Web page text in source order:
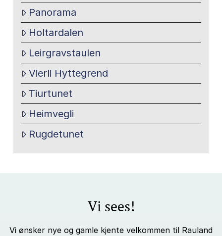
Panorama
Holtardalen
Leirgravstaulen
Vierli Hyttegrend
Tiurtunet
Heimvegli
Rugdetunet
Vi sees!
Vi ønsker nye og gamle kjente velkommen til Rauland